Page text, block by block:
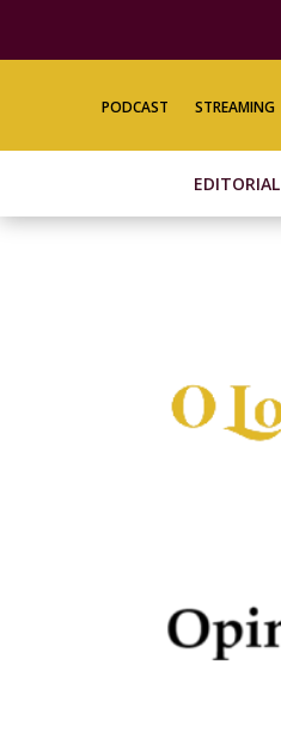
PODCAST STREAMING
EDITORIAL